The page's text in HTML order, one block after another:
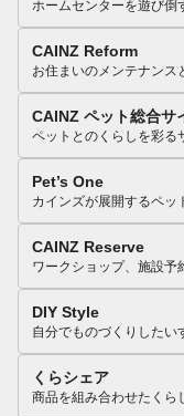
ホームセンターを遊び倒
CAINZ Reform
お住まいのメンテナンス
CAINZ ペット総合サ
ペットとのくらしを彩る
Pet’s One
カインズが展開するペッ
CAINZ Reserve
ワークショップ、施設予
DIY Style
自分でものづくりしたい
くらシェア
商品を組み合わせたくら